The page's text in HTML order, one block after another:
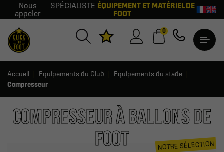
Nous
appeler
SPÉCIALISTE ÉQUIPEMENT ET MATÉRIEL DE
FOOT
0
Accueil Equipements du Club
Equipements du stade
Compresseur
COMPRESSEUR À BALLONS DE
FOOT
NOTRE SÉLECTION